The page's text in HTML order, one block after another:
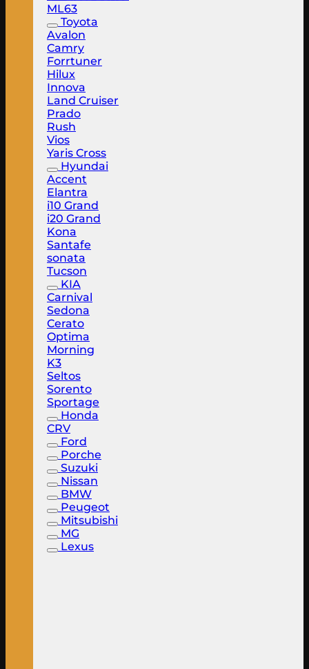
ML63
Toyota
Avalon
Camry
Forrtuner
Hilux
Innova
Land Cruiser
Prado
Rush
Vios
Yaris Cross
Hyundai
Accent
Elantra
i10 Grand
i20 Grand
Kona
Santafe
sonata
Tucson
KIA
Carnival
Sedona
Cerato
Optima
Morning
K3
Seltos
Sorento
Sportage
Honda
CRV
Ford
Porche
Suzuki
Nissan
BMW
Peugeot
Mitsubishi
MG
Lexus